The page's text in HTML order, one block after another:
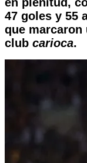
47 goles y 55
que marcaron
club carioca.